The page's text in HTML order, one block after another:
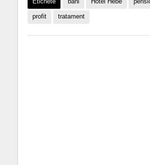
Etichete bani Hotel Hebe
profit tratament